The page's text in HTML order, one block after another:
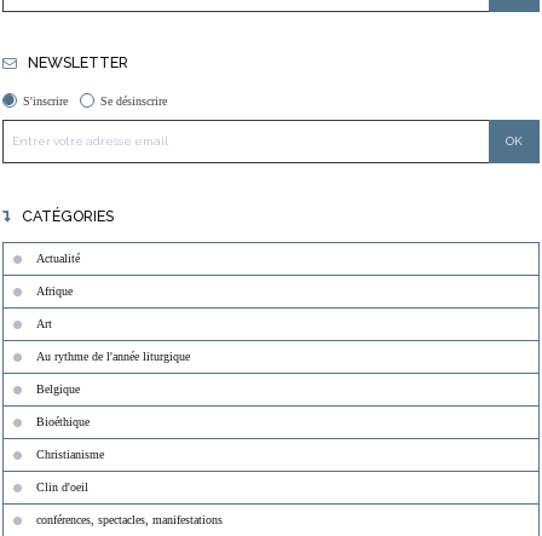
NEWSLETTER
S'inscrire Se désinscrire
CATÉGORIES
Actualité
Afrique
Art
Au rythme de l'année liturgique
Belgique
Bioéthique
Christianisme
Clin d'oeil
conférences, spectacles, manifestations